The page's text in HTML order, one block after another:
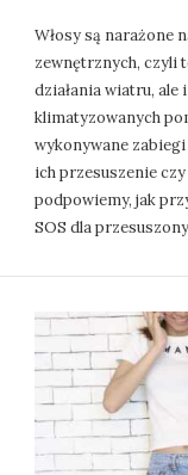
Włosy są narażone
zewnętrznych, czyli
działania wiatru,
klimatyzowanych
wykonywane
ich przesuszenie
podpowiemy, jak
SOS dla